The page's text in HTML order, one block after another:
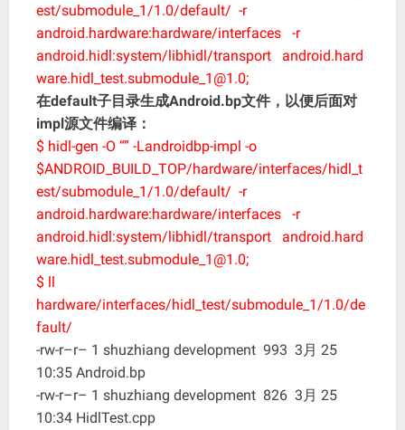
est/submodule_1/1.0/default/ -r
android.hardware:hardware/interfaces -r
android.hidl:system/libhidl/transport android.hard
ware.hidl_test.submodule_1@1.0;
在default子目录生成Android.bp文件，以便后面对
impl源文件编译：
$ hidl-gen -O “” -Landroidbp-impl -o
$ANDROID_BUILD_TOP/hardware/interfaces/hidl_t
est/submodule_1/1.0/default/ -r
android.hardware:hardware/interfaces -r
android.hidl:system/libhidl/transport android.hard
ware.hidl_test.submodule_1@1.0;
$ ll
hardware/interfaces/hidl_test/submodule_1/1.0/de
fault/
-rw-r–r– 1 shuzhiang development 993 3月 25
10:35 Android.bp
-rw-r–r– 1 shuzhiang development 826 3月 25
10:34 HidlTest.cpp